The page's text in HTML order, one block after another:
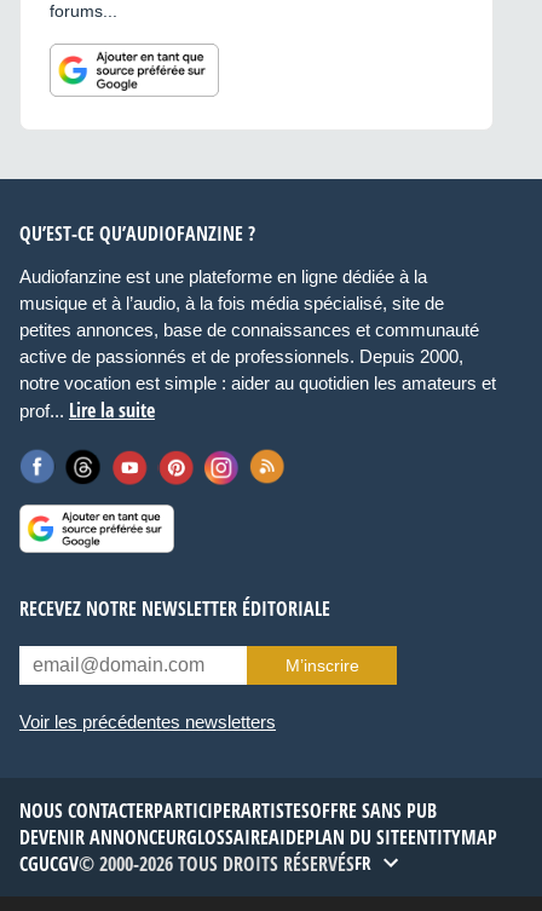
forums...
QU’EST-CE QU’AUDIOFANZINE ?
Audiofanzine est une plateforme en ligne dédiée à la
musique et à l’audio, à la fois média spécialisé, site de
petites annonces, base de connaissances et communauté
active de passionnés et de professionnels. Depuis 2000,
notre vocation est simple : aider au quotidien les amateurs et
prof... Lire la suite
RECEVEZ NOTRE NEWSLETTER ÉDITORIALE
M’inscrire
Voir les précédentes newsletters
NOUS CONTACTERPARTICIPERARTISTESOFFRE SANS PUB
DEVENIR ANNONCEURGLOSSAIREAIDEPLAN DU SITEENTITYMAP
CGUCGV© 2000-2026 TOUS DROITS RÉSERVÉSFR